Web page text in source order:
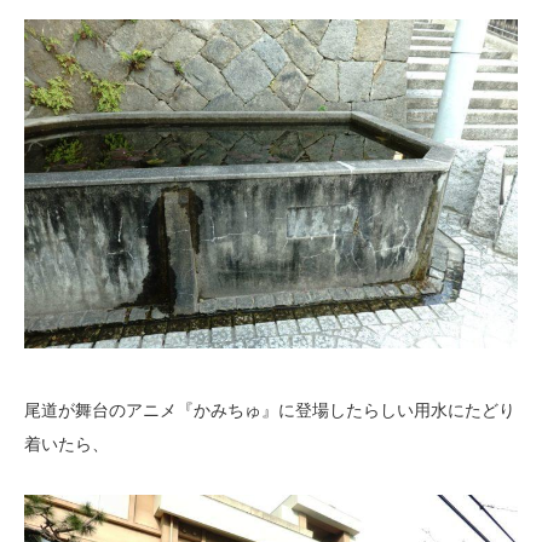
尾道が舞台のアニメ『かみちゅ』に登場したらしい用水にたどり
着いたら、